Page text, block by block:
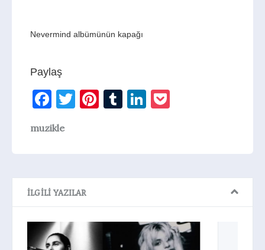
Nevermind albümünün kapağı
Paylaş
Facebook
TwitterPinterest
TumblrLinkedIn
muzikle
İLGILI YAZILAR
Everlong’u Bir de Böyle Dinleyin!